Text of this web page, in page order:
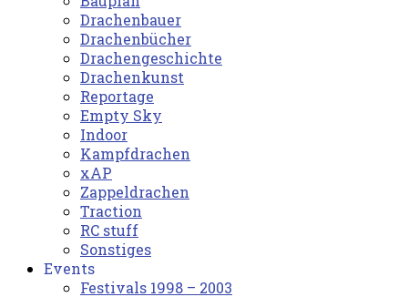
Drachenbauer
Drachenbücher
Drachengeschichte
Drachenkunst
Reportage
Empty Sky
Indoor
Kampfdrachen
xAP
Zappeldrachen
Traction
RC stuff
Sonstiges
Events
Festivals 1998 – 2003